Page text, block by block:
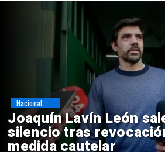
Chile y Venezuela
reinicio de relaciones
consulares
Nacional